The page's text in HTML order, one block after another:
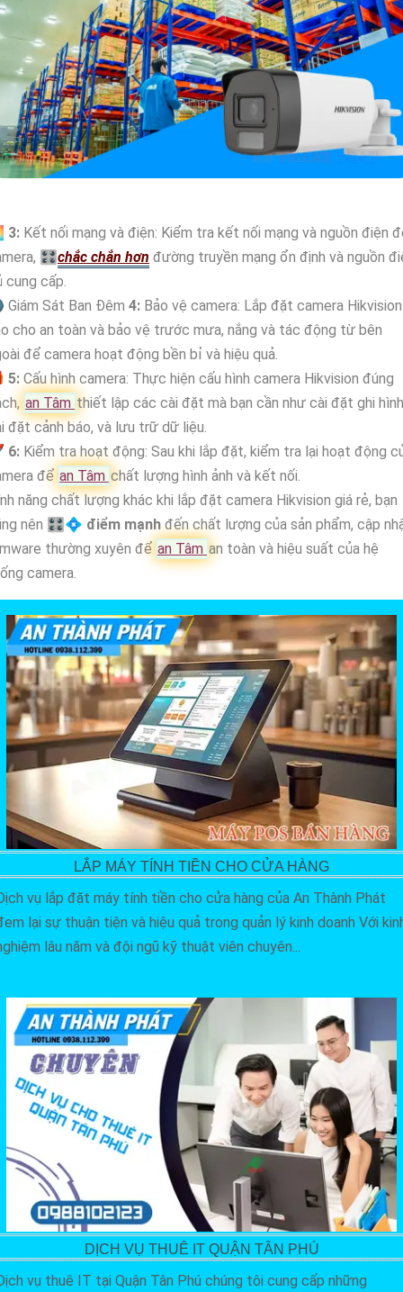
3: Kết nối mạng và điện: Kiểm tra kết nối mạng và nguồn điện
🎛chắc chắn hơn đường truyền mạng ổn định và nguồn
cung cấp.
Giám Sát Ban Đêm 4: Bảo vệ camera: Lắp đặt camera Hikvision
cho an toàn và bảo vệ trước mưa, nắng và tác động từ bên
để camera hoạt động bền bỉ và hiệu quả.
5: Cấu hình camera: Thực hiện cấu hình camera Hikvision đúng
an Tâm thiết lập các cài đặt mà bạn cần như cài đặt ghi
đặt cảnh báo, và lưu trữ dữ liệu.
6: Kiểm tra hoạt động: Sau khi lắp đặt, kiểm tra lại hoạt động
để an Tâm chất lượng hình ảnh và kết nối.
năng chất lượng khác khi lắp đặt camera Hikvision giá rẻ, bạn
nên 🎛💠 điểm mạnh đến chất lượng của sản phẩm, cập
thường xuyên để an Tâm an toàn và hiệu suất của hệ
camera.
LẮP MÁY TÍNH TIỀN CHO CỬA HÀNG
vụ lắp đặt máy tính tiền cho cửa hàng của An Thành Phát
lại sự thuận tiện và hiệu quả trong quản lý kinh doanh Với
lâu năm và đội ngũ kỹ thuật viên chuyên...
DỊCH VỤ THUÊ IT QUẬN TÂN PHÚ
vụ thuê IT tại Quận Tân Phú chúng tôi cung cấp những